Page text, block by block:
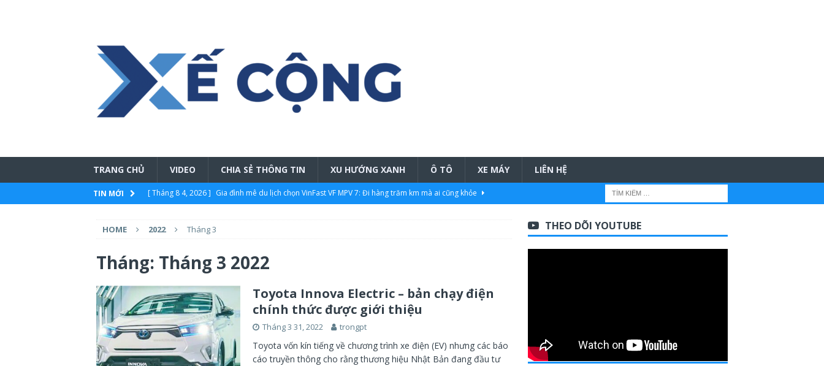
TRANG CHỦ VIDEO CHIA SẺ THÔNG TIN XU HƯỚNG XANH Ô TÔ XE MÁY LIÊN HỆ
TIN MỚI [ Tháng 8 4, 2026 ] Gia đình mê du lịch chọn VinFast VF MPV 7: Đi hàng trăm km mà ai cũng khỏe
[ Tháng 8 4, 2026 ]
hữu với chính sách bảo hành 5 năm và nhiều ưu đãi
[ Tháng 8 3, 2026 ]
THÔNG TIN
[ Tháng 8 3, 2026 ] Sự kiện Giới thiệu mẫu xe Honda Vario 125 hoàn toàn mới diễn ra tại AEON Mall
Bình Dương Canary
CHIA SẺ THÔNG TIN
[ Tháng 8 3, 2026 ] Honda Việt Nam giới thiệu chương trình bảo hành chính hãng lên tới 10 năm dành
HOME 2022 Tháng 3
Tháng: Tháng 3 2022
Toyota Innova Electric – bản chạy điện
chính thức được giới thiệu
Tháng 3 31, 2022 trongpt
Toyota vốn kín tiếng về chương trình xe điện (EV) nhưng các báo
cáo truyền thông cho rằng thương hiệu Nhật Bản đang đầu tư
THEO DÕI YOUTUBE